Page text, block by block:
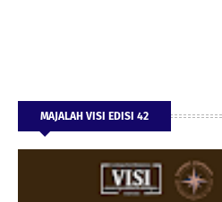
MAJALAH VISI EDISI 42